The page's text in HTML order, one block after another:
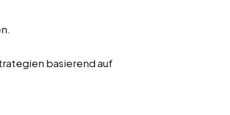
basierend auf